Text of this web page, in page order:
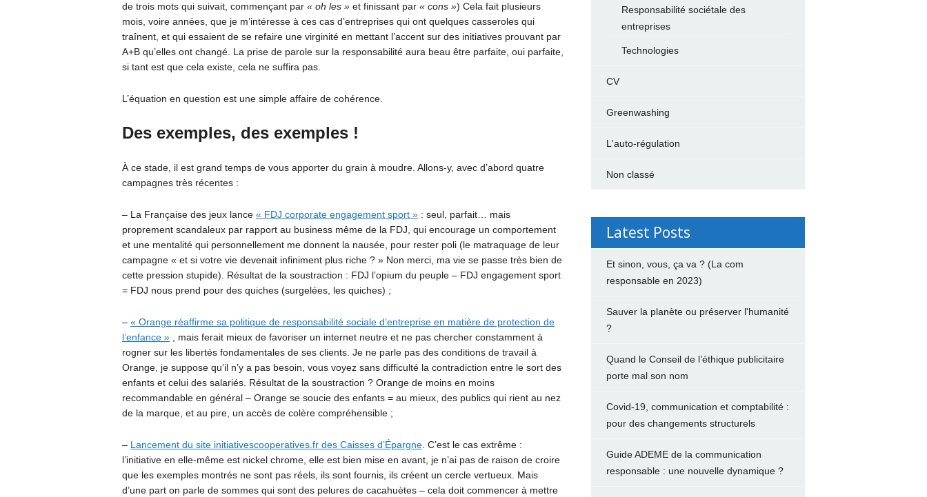
de trois mots qui suivait, commençant par « oh les »et finissant par « cons ») Cela fait plusieurs
mois, voire années, que je m’intéresse à ces cas d’entreprises qui ont quelques casseroles qui
traînent, et qui essaient de se refaire une virginité en mettant l’accent sur des initiatives prouvant par
A+B qu’elles ont changé. La prise de parole sur la responsabilité aura beau être parfaite, oui parfaite,
si tant est que cela existe, cela ne suffira pas.
L’équation en question est une simple affaire de cohérence.
Des exemples, des exemples !
À ce stade, il est grand temps de vous apporter du grain à moudre. Allons-y, avec d’abord quatre
campagnes très récentes :
– La Française des jeux lance « FDJ corporate engagement sport »: seul, parfait… mais
proprement scandaleux par rapport au business même de la FDJ, qui encourage un comportement
et une mentalité qui personnellement me donnent la nausée, pour rester poli (le matraquage de leur
campagne « et si votre vie devenait infiniment plus riche ? » Non merci, ma vie se passe très bien de
cette pression stupide). Résultat de la soustraction : FDJ l’opium du peuple – FDJ engagement sport
= FDJ nous prend pour des quiches (surgelées, les quiches) ;
– « Orange réaffirme sa politique de responsabilité sociale d’entreprise en matière de protection de
l’enfance », mais ferait mieux de favoriser un internet neutre et ne pas chercher constamment à
rogner sur les libertés fondamentales de ses clients. Je ne parle pas des conditions de travail à
Orange, je suppose qu’il n’y a pas besoin, vous voyez sans difficulté la contradiction entre le sort des
enfants et celui des salariés. Résultat de la soustraction ? Orange de moins en moins
recommandable en général – Orange se soucie des enfants = au mieux, des publics qui rient au nez
de la marque, et au pire, un accès de colère compréhensible ;
– Lancement du site initiativescooperatives.fr des Caisses d’Épargne. C’est le cas extrême :
l’initiative en elle-même est nickel chrome, elle est bien mise en avant, je n’ai pas de raison de croire
que les exemples montrés ne sont pas réels, ils sont fournis, ils créent un cercle vertueux. Mais
d’une part on parle de sommes qui sont des pelures de cacahuètes – cela doit commencer à mettre
Responsabilité sociétale des
entreprises
Technologies
CV
Greenwashing
L'auto-régulation
Non classé
Latest Posts
Et sinon, vous, ça va ? (La com
responsable en 2023)
Sauver la planète ou préserver l'humanité
?
Quand le Conseil de l’éthique publicitaire
porte mal son nom
Covid-19, communication et comptabilité :
pour des changements structurels
Guide ADEME de la communication
responsable : une nouvelle dynamique ?